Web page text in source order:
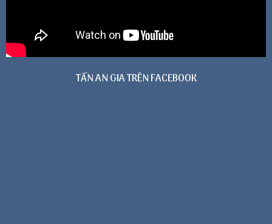
TẤN AN GIA TRÊN FACEBOOK